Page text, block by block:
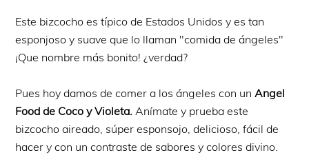
Este bizcocho es típico de Estados Unidos y es tan
esponjoso y suave que lo llaman "comida de ángeles"
¡Que nombre más bonito! ¿verdad?
Pues hoy damos de comer a los ángeles con unAngel
Food de Coco y Violeta. Anímate y prueba este
bizcocho aireado, súper esponsojo, delicioso, fácil de
hacer y con un contraste de sabores y colores divino.